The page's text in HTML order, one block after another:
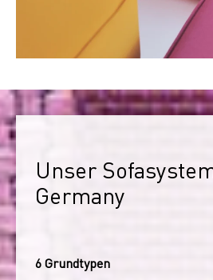
Unser
Germany
6 Grundtypen